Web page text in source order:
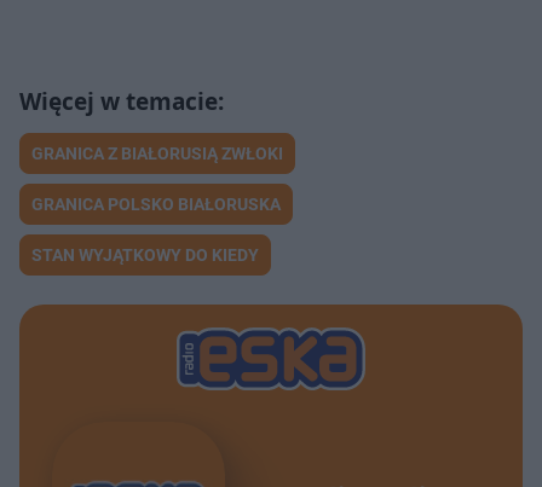
GRANICA Z BIAŁORUSIĄ ZWŁOKI
GRANICA POLSKO BIAŁORUSKA
STAN WYJĄTKOWY DO KIEDY